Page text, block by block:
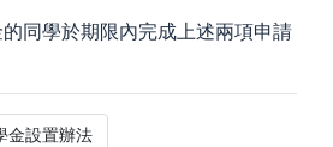
同學於期限內完成上述兩項申請
金設置辦法